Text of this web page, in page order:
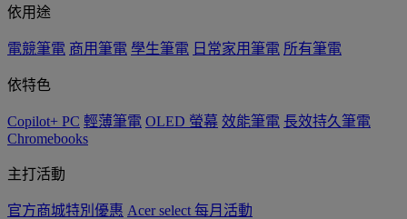
依用途
電競筆電 商用筆電 學生筆電 日常家用筆電 所有筆電
依特色
Copilot+ PC 輕薄筆電 OLED 螢幕 效能筆電 長效持久筆電
Chromebooks
主打活動
官方商城特別優惠 Acer select 每月活動